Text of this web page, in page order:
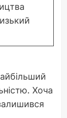
Хоча